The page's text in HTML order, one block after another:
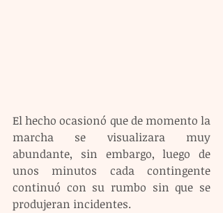
El hecho ocasionó que de momento la
marcha se visualizara muy
abundante, sin embargo, luego de
unos minutos cada contingente
continuó con su rumbo sin que se
produjeran incidentes.